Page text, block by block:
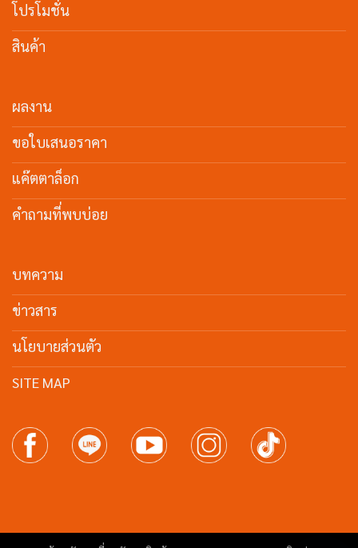
โปรโมชั่น
สินค้า
ผลงาน
ขอใบเสนอราคา
แค๊ตตาล็อก
คำถามที่พบบ่อย
บทความ
ข่าวสาร
นโยบายส่วนตัว
SITE MAP